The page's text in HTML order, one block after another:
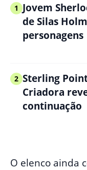
1 Jovem
de Silas
personagens
2 Sterling
Criadora
continuação
O elenco ainda